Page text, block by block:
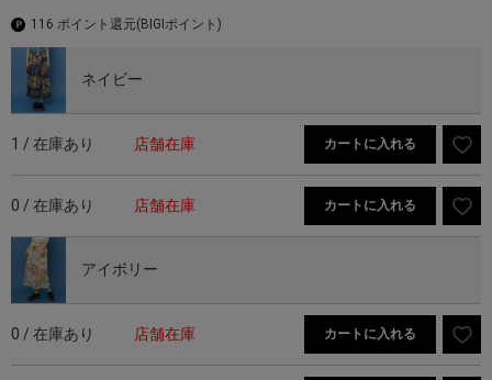
116 ポイント還元(BIGIポイント)
ネイビー
1 / 在庫あり 店舗在庫 カートに入れる
0 / 在庫あり 店舗在庫 カートに入れる
アイボリー
0 / 在庫あり 店舗在庫 カートに入れる